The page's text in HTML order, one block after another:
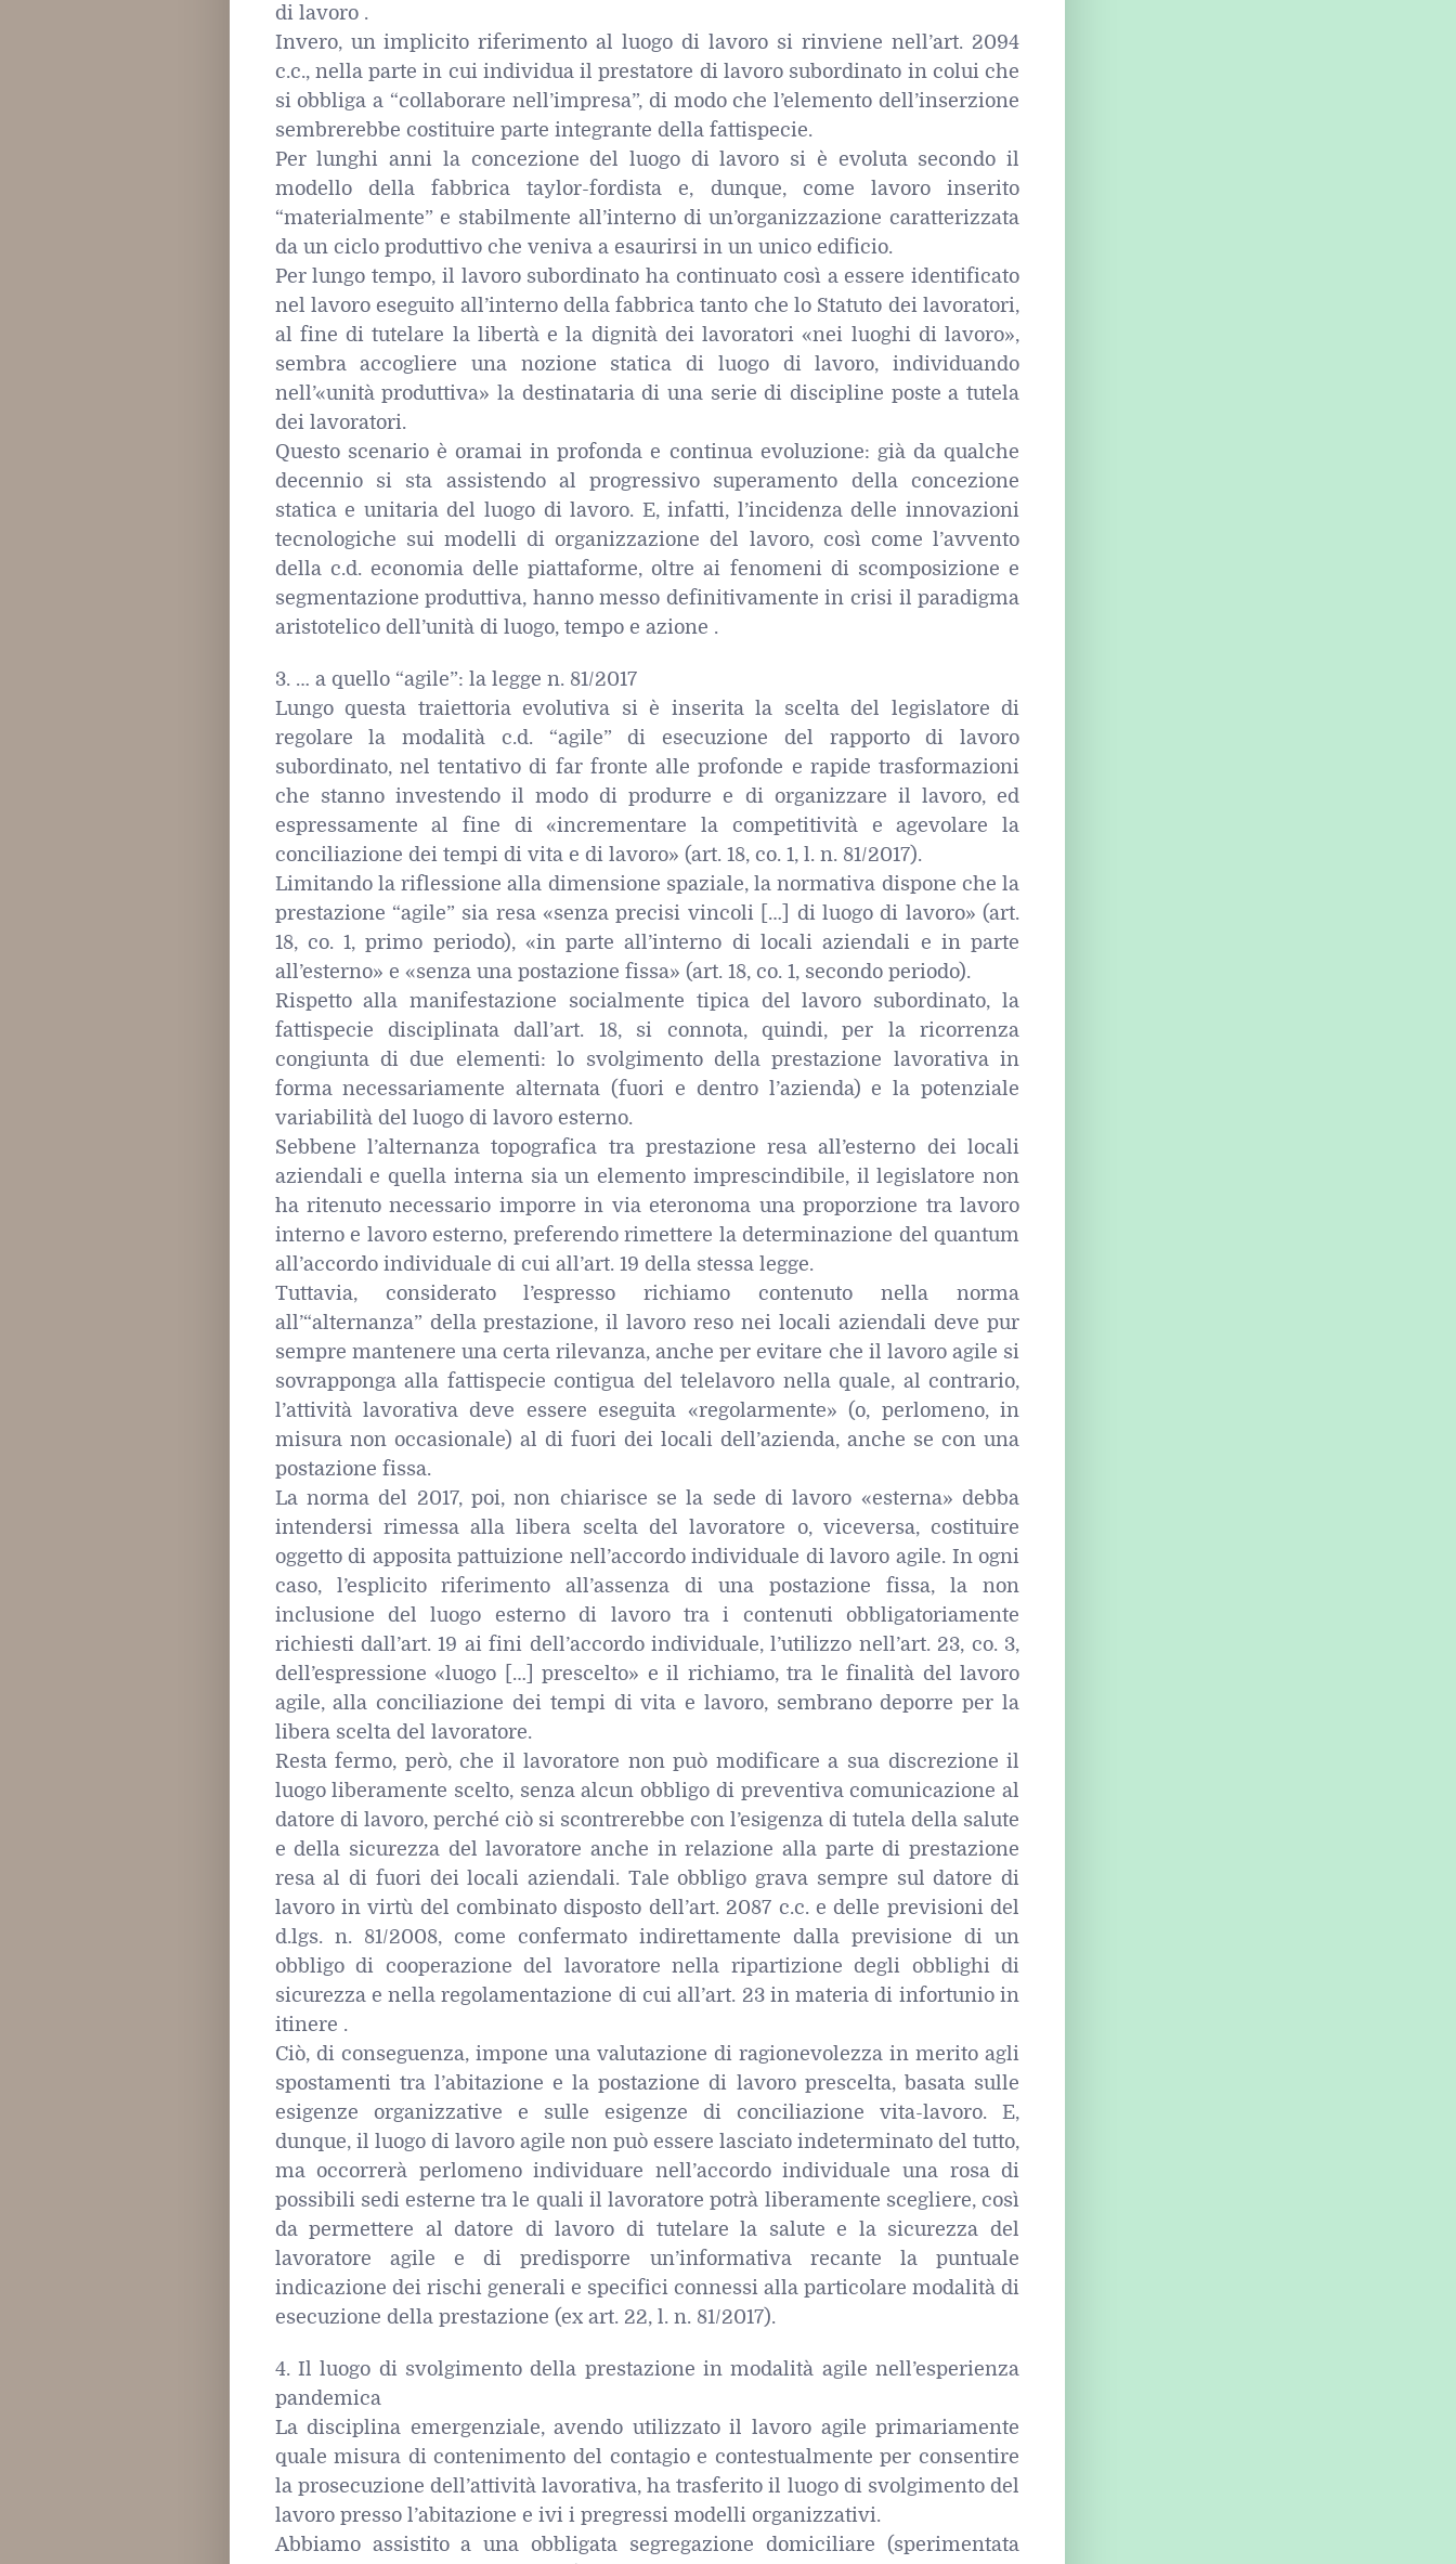
di lavoro .
Invero, un implicito riferimento al luogo di lavoro si rinviene nell’art. 2094
c.c., nella parte in cui individua il prestatore di lavoro subordinato in colui che
si obbliga a “collaborare nell’impresa”, di modo che l’elemento dell’inserzione
sembrerebbe costituire parte integrante della fattispecie.
Per lunghi anni la concezione del luogo di lavoro si è evoluta secondo il
modello della fabbrica taylor-fordista e, dunque, come lavoro inserito
“materialmente” e stabilmente all’interno di un’organizzazione caratterizzata
da un ciclo produttivo che veniva a esaurirsi in un unico edificio.
Per lungo tempo, il lavoro subordinato ha continuato così a essere identificato
nel lavoro eseguito all’interno della fabbrica tanto che lo Statuto dei lavoratori,
al fine di tutelare la libertà e la dignità dei lavoratori «nei luoghi di lavoro»,
sembra accogliere una nozione statica di luogo di lavoro, individuando
nell’«unità produttiva» la destinataria di una serie di discipline poste a tutela
dei lavoratori.
Questo scenario è oramai in profonda e continua evoluzione: già da qualche
decennio si sta assistendo al progressivo superamento della concezione
statica e unitaria del luogo di lavoro. E, infatti, l’incidenza delle innovazioni
tecnologiche sui modelli di organizzazione del lavoro, così come l’avvento
della c.d. economia delle piattaforme, oltre ai fenomeni di scomposizione e
segmentazione produttiva, hanno messo definitivamente in crisi il paradigma
aristotelico dell’unità di luogo, tempo e azione .
3. … a quello “agile”: la legge n. 81/2017
Lungo questa traiettoria evolutiva si è inserita la scelta del legislatore di
regolare la modalità c.d. “agile” di esecuzione del rapporto di lavoro
subordinato, nel tentativo di far fronte alle profonde e rapide trasformazioni
che stanno investendo il modo di produrre e di organizzare il lavoro, ed
espressamente al fine di «incrementare la competitività e agevolare la
conciliazione dei tempi di vita e di lavoro» (art. 18, co. 1, l. n. 81/2017).
Limitando la riflessione alla dimensione spaziale, la normativa dispone che la
prestazione “agile” sia resa «senza precisi vincoli […] di luogo di lavoro» (art.
18, co. 1, primo periodo), «in parte all’interno di locali aziendali e in parte
all’esterno» e «senza una postazione fissa» (art. 18, co. 1, secondo periodo).
Rispetto alla manifestazione socialmente tipica del lavoro subordinato, la
fattispecie disciplinata dall’art. 18, si connota, quindi, per la ricorrenza
congiunta di due elementi: lo svolgimento della prestazione lavorativa in
forma necessariamente alternata (fuori e dentro l’azienda) e la potenziale
variabilità del luogo di lavoro esterno.
Sebbene l’alternanza topografica tra prestazione resa all’esterno dei locali
aziendali e quella interna sia un elemento imprescindibile, il legislatore non
ha ritenuto necessario imporre in via eteronoma una proporzione tra lavoro
interno e lavoro esterno, preferendo rimettere la determinazione del quantum
all’accordo individuale di cui all’art. 19 della stessa legge.
Tuttavia, considerato l’espresso richiamo contenuto nella norma
all’“alternanza” della prestazione, il lavoro reso nei locali aziendali deve pur
sempre mantenere una certa rilevanza, anche per evitare che il lavoro agile si
sovrapponga alla fattispecie contigua del telelavoro nella quale, al contrario,
l’attività lavorativa deve essere eseguita «regolarmente» (o, perlomeno, in
misura non occasionale) al di fuori dei locali dell’azienda, anche se con una
postazione fissa.
La norma del 2017, poi, non chiarisce se la sede di lavoro «esterna» debba
intendersi rimessa alla libera scelta del lavoratore o, viceversa, costituire
oggetto di apposita pattuizione nell’accordo individuale di lavoro agile. In ogni
caso, l’esplicito riferimento all’assenza di una postazione fissa, la non
inclusione del luogo esterno di lavoro tra i contenuti obbligatoriamente
richiesti dall’art. 19 ai fini dell’accordo individuale, l’utilizzo nell’art. 23, co. 3,
dell’espressione «luogo […] prescelto» e il richiamo, tra le finalità del lavoro
agile, alla conciliazione dei tempi di vita e lavoro, sembrano deporre per la
libera scelta del lavoratore.
Resta fermo, però, che il lavoratore non può modificare a sua discrezione il
luogo liberamente scelto, senza alcun obbligo di preventiva comunicazione al
datore di lavoro, perché ciò si scontrerebbe con l’esigenza di tutela della salute
e della sicurezza del lavoratore anche in relazione alla parte di prestazione
resa al di fuori dei locali aziendali. Tale obbligo grava sempre sul datore di
lavoro in virtù del combinato disposto dell’art. 2087 c.c. e delle previsioni del
d.lgs. n. 81/2008, come confermato indirettamente dalla previsione di un
obbligo di cooperazione del lavoratore nella ripartizione degli obblighi di
sicurezza e nella regolamentazione di cui all’art. 23 in materia di infortunio in
itinere .
Ciò, di conseguenza, impone una valutazione di ragionevolezza in merito agli
spostamenti tra l’abitazione e la postazione di lavoro prescelta, basata sulle
esigenze organizzative e sulle esigenze di conciliazione vita-lavoro. E,
dunque, il luogo di lavoro agile non può essere lasciato indeterminato del tutto,
ma occorrerà perlomeno individuare nell’accordo individuale una rosa di
possibili sedi esterne tra le quali il lavoratore potrà liberamente scegliere, così
da permettere al datore di lavoro di tutelare la salute e la sicurezza del
lavoratore agile e di predisporre un’informativa recante la puntuale
indicazione dei rischi generali e specifici connessi alla particolare modalità di
esecuzione della prestazione (ex art. 22, l. n. 81/2017).
4. Il luogo di svolgimento della prestazione in modalità agile nell’esperienza
pandemica
La disciplina emergenziale, avendo utilizzato il lavoro agile primariamente
quale misura di contenimento del contagio e contestualmente per consentire
la prosecuzione dell’attività lavorativa, ha trasferito il luogo di svolgimento del
lavoro presso l’abitazione e ivi i pregressi modelli organizzativi.
Abbiamo assistito a una obbligata segregazione domiciliare (sperimentata